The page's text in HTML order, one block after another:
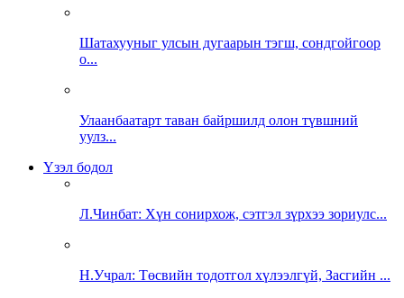
Шатахууныг улсын дугаарын тэгш, сондгойгоор
о...
Улаанбаатарт таван байршилд олон түвшний
уулз...
Үзэл бодол
Л.Чинбат: Хүн сонирхож, сэтгэл зүрхээ зориулс...
Н.Учрал: Төсвийн тодотгол хүлээлгүй, Засгийн ...